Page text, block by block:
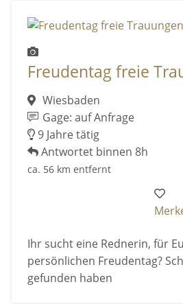
Freudentag freie
Wiesbaden
Gage: auf Anfrage
9 Jahre tätig
Antwortet binnen 8h
ca. 56 km entfernt
Ihr sucht eine Rednerin, für
persönlichen Freudentag?
gefunden haben